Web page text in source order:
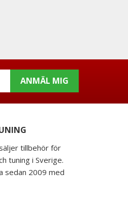
ANMÄL MIG
tillbehör för
tuning i Sverige.
sedan 2009 med